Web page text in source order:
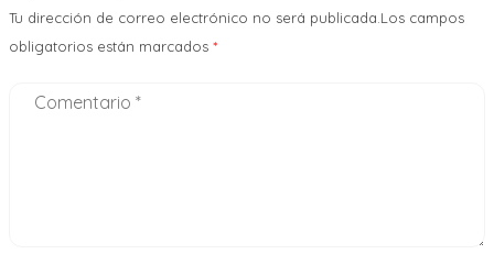
Tu dirección de correo electrónico no será publicada.Los campos
obligatorios están marcados *